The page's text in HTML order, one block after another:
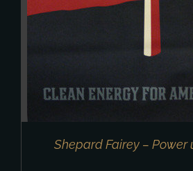
Shepard Fairey – Power